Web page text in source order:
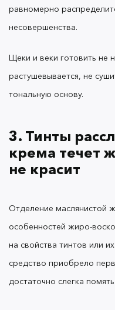
4. Карандаши
не стойкие!
Стойкость
проверить: нанесите
пока покрытие
трения.
важно, чтобы
отпечатывалось в
равномерно
несовершенства.
Щеки и веки готовить не
растушевывается, не
тональную основу.
3. Тинты
крема течет
не красит
Отделение маслянистой
особенностей жиро-
на свойства тинтов или
средство приобрело
достаточно слегка